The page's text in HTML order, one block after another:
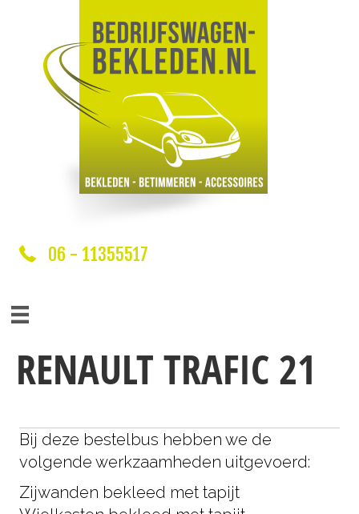
06 - 11355517
RENAULT TRAFIC 21
Bij deze bestelbus hebben we de
volgende werkzaamheden uitgevoerd:
Zijwanden bekleed met tapijt